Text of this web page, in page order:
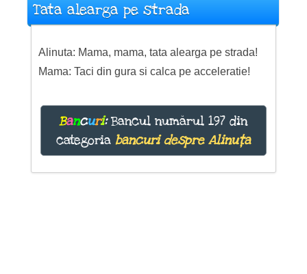
Tata alearga pe strada
Alinuta: Mama, mama, tata alearga pe strada!
Mama: Taci din gura si calca pe acceleratie!
Bancuri:Bancul numărul 197 din
categoria bancuri despre Alinuța